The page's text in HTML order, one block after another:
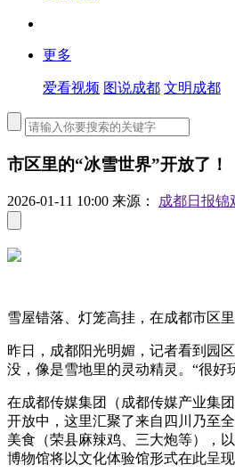
更多
爱看视频 图说成都 文明成都
市区里的“冰雪世界”开放了！
2026-01-11 10:00 来源： 成都日报锦
雪屋错落、灯笼高挂，在成都市区
昨日，成都阳光明媚，记者看到园
没，像是雪地里的灵动精灵。“很好
在成都传媒集团（成都传媒产业集
开放中，这里汇聚了来自四川乃至
美食（荣县麻辣鸡、三大炮等），
博物馆将以文化体验馆形式在此呈